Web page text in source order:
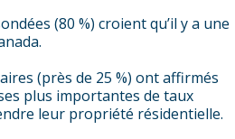
(80 %) croient qu’il y a une
(près de 25 %) ont affirmés
plus importantes de taux
leur propriété résidentielle.